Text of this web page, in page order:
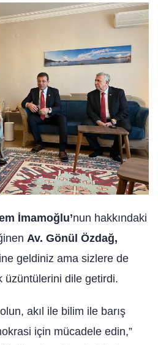
İmamoğlu’nun hakkındaki
Av. Gönül Özdağ,
geldiniz ama sizlere de
üzüntülerini dile getirdi.
akıl ile bilim ile barış
için mücadele edin,”